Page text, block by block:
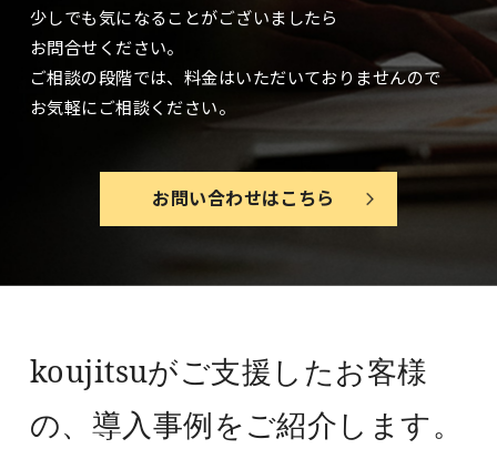
少しでも気になることがございましたら
お問合せください。
ご相談の段階では、料金はいただいておりませんので
お気軽にご相談ください。
お問い合わせはこちら
koujitsuがご支援したお客様
の、 導入事例をご紹介します。